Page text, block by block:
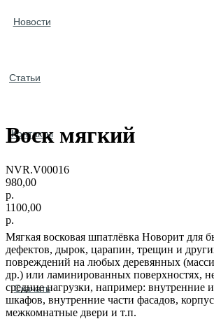
Новости
Статьи
Контакты
Скачать
Воск мягкий
NVR.V00016
980,00
р.
1100,00
р.
Мягкая восковая шпатлёвка Новорит для
дефектов, дырок, царапин, трещин и
повреждений на любых деревянных
др.) или ламинированных поверхностях,
средние нагрузки, например: внутренние
шкафов, внутренние части фасадов,
межкомнатные двери и т.п.